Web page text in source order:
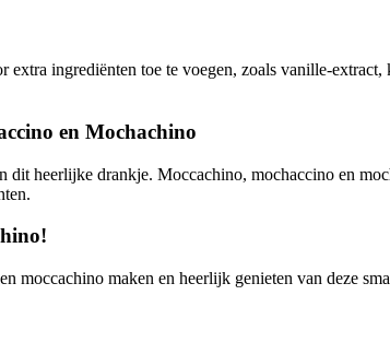
extra ingrediënten toe te voegen, zoals vanille-
en Mochachino
dit heerlijke drankje. Moccachino, mochaccino en
moccachino maken en heerlijk genieten van deze